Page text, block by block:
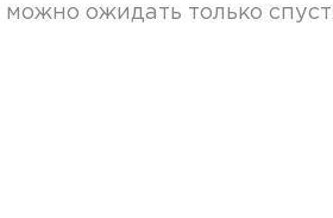
ожидать только